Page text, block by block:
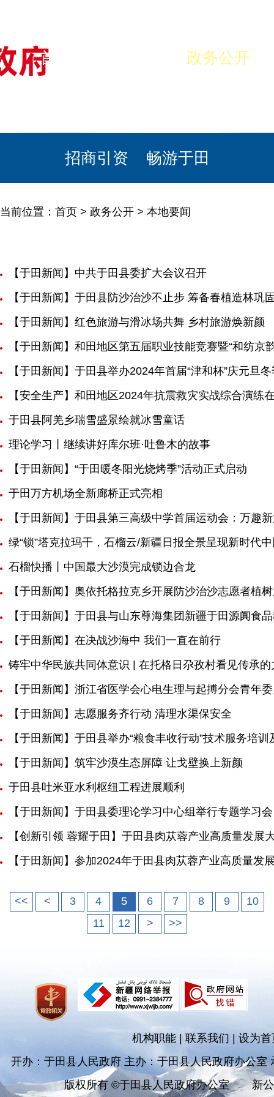
首页 政务公开
招商引资 畅游于田
当前位置： 首页 > 政务公开 > 本地要闻
【于田新闻】中共于田县委扩大会议召开
【于田新闻】于田县防沙治沙不止步 筹备春植造林巩
【于田新闻】红色旅游与滑冰场共舞 乡村旅游焕新颜
【于田新闻】和田地区第五届职业技能竞赛暨“和纺
【于田新闻】于田县举办2024年首届“津和杯”庆元旦
【安全生产】和田地区2024年抗震救灾实战综合演练
于田县阿羌乡瑞雪盛景绘就冰雪童话
理论学习丨继续讲好库尔班·吐鲁木的故事
【于田新闻】“于田暖冬阳光烧烤季”活动正式启动
于田万方机场全新廊桥正式亮相
【于田新闻】于田县第三高级中学首届运动会：万趣
绿“锁”塔克拉玛干，石榴云/新疆日报全景呈现新时代
石榴快播丨中国最大沙漠完成锁边合龙
【于田新闻】奥依托格拉克乡开展防沙治沙志愿者植
【于田新闻】于田县与山东尊海集团新疆于田源阗食
【于田新闻】在决战沙海中 我们一直在前行
铸牢中华民族共同体意识 | 在托格日尕孜村看见传承的
【于田新闻】浙江省医学会心电生理与起搏分会青年
【于田新闻】志愿服务齐行动 清理水渠保安全
【于田新闻】于田县举办“粮食丰收行动”技术服务培
【于田新闻】筑牢沙漠生态屏障 让戈壁换上新颜
于田县吐米亚水利枢纽工程进展顺利
【于田新闻】于田县委理论学习中心组举行专题学习会
【创新引领 蓉耀于田】于田县肉苁蓉产业高质量发展
【于田新闻】参加2024年于田县肉苁蓉产业高质量发
<< < 3 4 5 6 7 8 9
10
11
12 > >>
机构职能 联系我们|设为首
开办：于田县人民政府 主办：于田县人民政府办公室
版权所有 ©于田县人民政府办公室
新